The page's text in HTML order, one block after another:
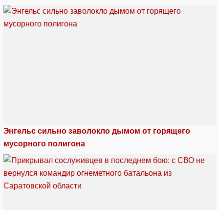
Энгельс сильно заволокло дымом от горящего
мусорного полигона